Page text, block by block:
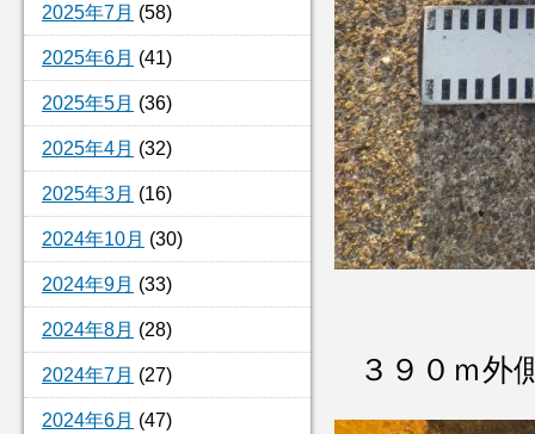
2025年7月 (58)
2025年6月 (41)
2025年5月 (36)
2025年4月 (32)
2025年3月 (16)
2024年10月 (30)
2024年9月 (33)
2024年8月 (28)
2024年7月 (27)
2024年6月 (47)
３９０ｍ